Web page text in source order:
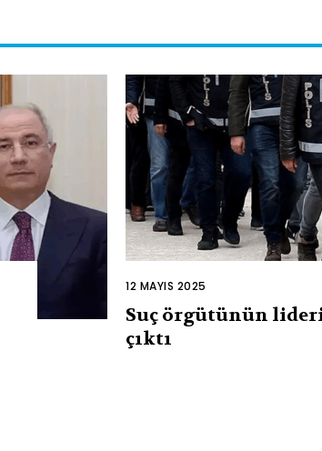
12 MAYIS 2025
Suç örgütünün
çıktı